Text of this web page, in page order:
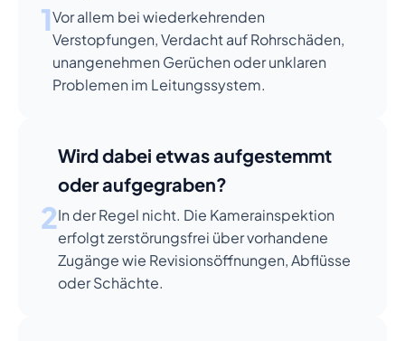
1Vor allem bei wiederkehrenden
Verstopfungen, Verdacht auf Rohrschäden,
unangenehmen Gerüchen oder unklaren
Problemen im Leitungssystem.
2
Wird dabei etwas aufgestemmt
oder aufgegraben?
In der Regel nicht. Die Kamerainspektion
erfolgt zerstörungsfrei über vorhandene
Zugänge wie Revisionsöffnungen, Abflüsse
oder Schächte.